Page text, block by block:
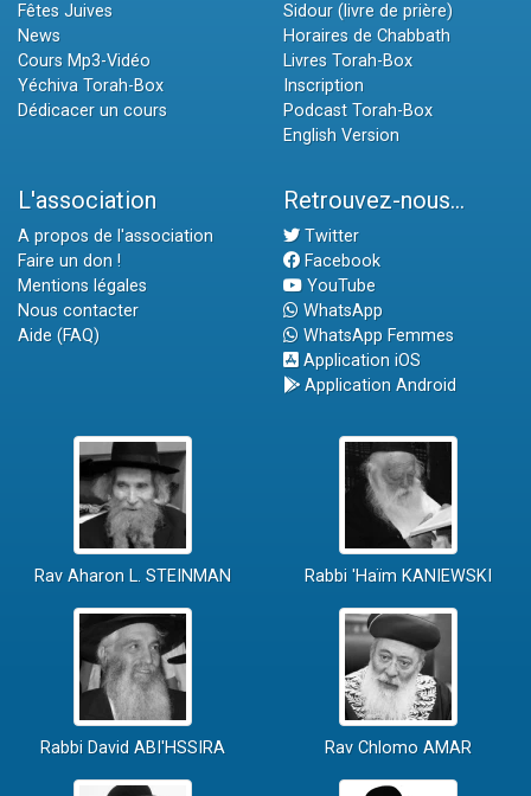
Fêtes Juives
News
Cours Mp3-Vidéo
Yéchiva Torah-Box
Dédicacer un cours
Sidour (livre de prière)
Horaires de Chabbath
Livres Torah-Box
Inscription
Podcast Torah-Box
English Version
L'association
A propos de l'association
Faire un don !
Mentions légales
Nous contacter
Aide (FAQ)
Retrouvez-nous...
Twitter
Facebook
YouTube
WhatsApp
WhatsApp Femmes
Application iOS
Application Android
Rav Aharon L. STEINMAN Rabbi 'Haïm KANIEWSKI
Rabbi David ABI'HSSIRA Rav Chlomo AMAR